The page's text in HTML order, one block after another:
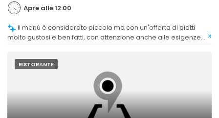
Apre alle 12:00
molto gustosi e ben fatti, con attenzione anche alle esigenze
»
RISTORANTE